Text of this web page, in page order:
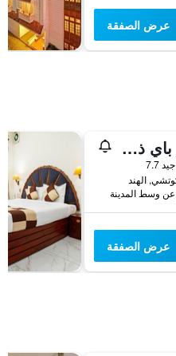
عرض الصفقة
ذا ويفز باي ذا بيتش إن
جيد 7.7
عرض الصفقة